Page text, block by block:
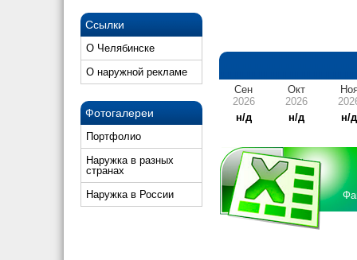
Ссылки
О Челябинске
О наружной рекламе
Фотогалереи
Портфолио
Наружка в разных
странах
Наружка в России
Сен
2026
н/д
Окт
2026
н/д
н/д